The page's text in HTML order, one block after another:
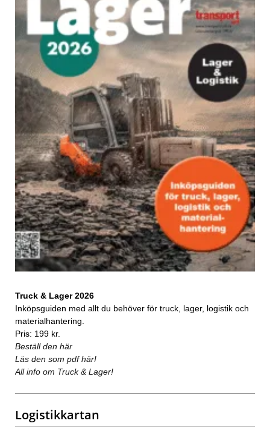
Truck & Lager 2026
Inköpsguiden med allt du behöver för truck, lager, logistik och
materialhantering.
Pris: 199 kr.
Beställ den här
Läs den som pdf här!
All info om Truck & Lager!
Logistikkartan